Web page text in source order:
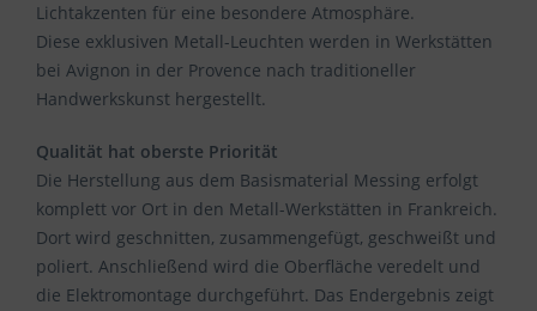
Lichtakzenten für eine besondere Atmosphäre.
Diese exklusiven Metall-Leuchten werden in Werkstätten
bei Avignon in der Provence nach traditioneller
Handwerkskunst hergestellt.
Qualität hat oberste Priorität
Die Herstellung aus dem Basismaterial Messing erfolgt
komplett vor Ort in den Metall-Werkstätten in Frankreich.
Dort wird geschnitten, zusammengefügt, geschweißt und
poliert. Anschließend wird die Oberfläche veredelt und
die Elektromontage durchgeführt. Das Endergebnis zeigt